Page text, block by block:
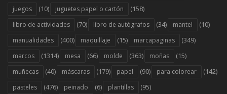
juegos (10) juguetes papel o cartón (158)
libro de actividades (70) libro de autógrafos (34) mantel (10)
manualidades (400) maquillaje (15) marcapaginas (349)
marcos (1314) mesa (66) molde (363) moñas (15)
muñecas (40) máscaras (179) papel (90) para colorear (142)
pasteles (476) peinado (6) plantillas (95)